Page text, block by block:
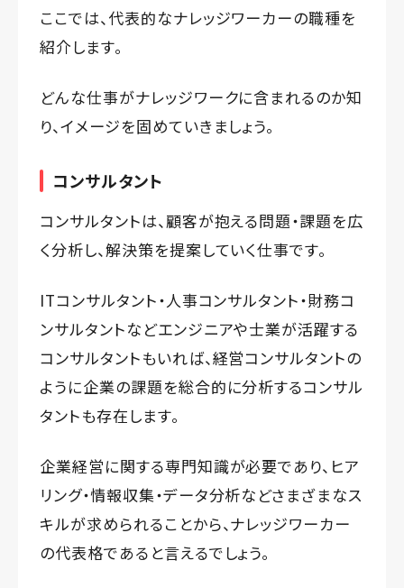
ここでは、代表的なナレッジワーカーの職種を
紹介します。
どんな仕事がナレッジワークに含まれるのか知
り、イメージを固めていきましょう。
コンサルタント
コンサルタントは、顧客が抱える問題・課題を広
く分析し、解決策を提案していく仕事です。
ITコンサルタント・人事コンサルタント・財務コ
ンサルタントなどエンジニアや士業が活躍する
コンサルタントもいれば、経営コンサルタントの
ように企業の課題を総合的に分析するコンサル
タントも存在します。
企業経営に関する専門知識が必要であり、ヒア
リング・情報収集・データ分析などさまざまなス
キルが求められることから、ナレッジワーカー
の代表格であると言えるでしょう。